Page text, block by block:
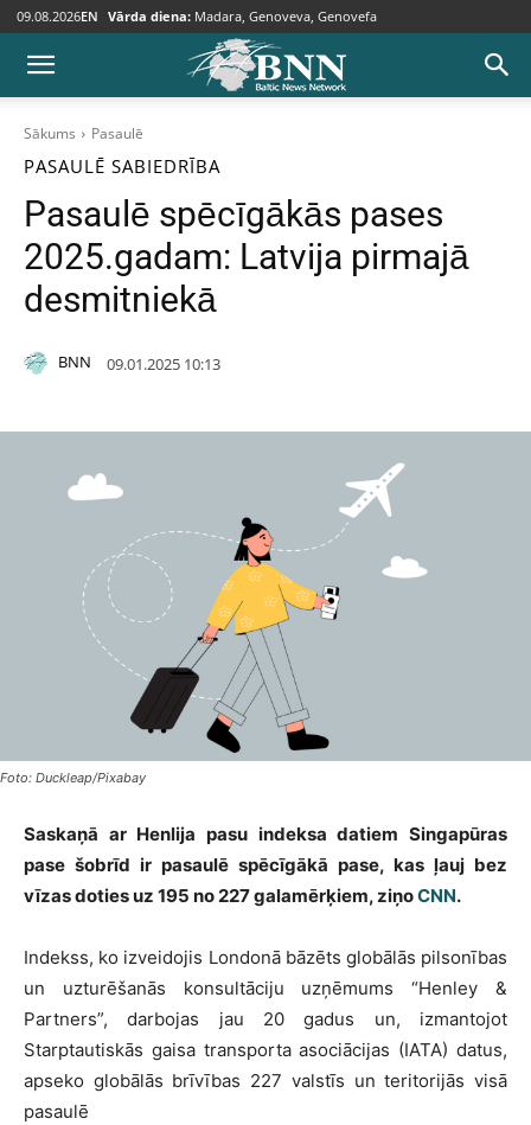
09.08.2026EN Vārda diena: Madara, Genoveva, Genovefa
Sākums Pasaulē
PASAULĒ SABIEDRĪBA
Pasaulē spēcīgākās pases
2025.gadam: Latvija pirmajā
desmitniekā
BNN 09.01.2025 10:13
Foto: Duckleap/Pixabay
Saskaņā ar Henlija pasu indeksa datiem Singapūras
pase šobrīd ir pasaulē spēcīgākā pase, kas ļauj bez
vīzas doties uz 195 no 227 galamērķiem, ziņoCNN.
Indekss, ko izveidojis Londonā bāzēts globālās pilsonības
un uzturēšanās konsultāciju uzņēmums “Henley &
Partners”, darbojas jau 20 gadus un, izmantojot
Starptautiskās gaisa transporta asociācijas (IATA) datus,
apseko globālās brīvības 227 valstīs un teritorijās visā
pasaulē